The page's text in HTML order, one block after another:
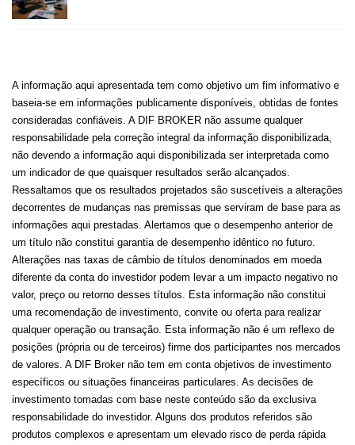
A informação aqui apresentada tem como objetivo um fim informativo e
baseia-se em informações publicamente disponíveis, obtidas de fontes
consideradas confiáveis. A DIF BROKER não assume qualquer
responsabilidade pela correção integral da informação disponibilizada,
não devendo a informação aqui disponibilizada ser interpretada como
um indicador de que quaisquer resultados serão alcançados.
Ressaltamos que os resultados projetados são suscetíveis a alterações
decorrentes de mudanças nas premissas que serviram de base para as
informações aqui prestadas. Alertamos que o desempenho anterior de
um título não constitui garantia de desempenho idêntico no futuro.
Alterações nas taxas de câmbio de títulos denominados em moeda
diferente da conta do investidor podem levar a um impacto negativo no
valor, preço ou retorno desses títulos. Esta informação não constitui
uma recomendação de investimento, convite ou oferta para realizar
qualquer operação ou transação. Esta informação não é um reflexo de
posições (própria ou de terceiros) firme dos participantes nos mercados
de valores. A DIF Broker não tem em conta objetivos de investimento
específicos ou situações financeiras particulares. As decisões de
investimento tomadas com base neste conteúdo são da exclusiva
responsabilidade do investidor. Alguns dos produtos referidos são
produtos complexos e apresentam um elevado risco de perda rápida